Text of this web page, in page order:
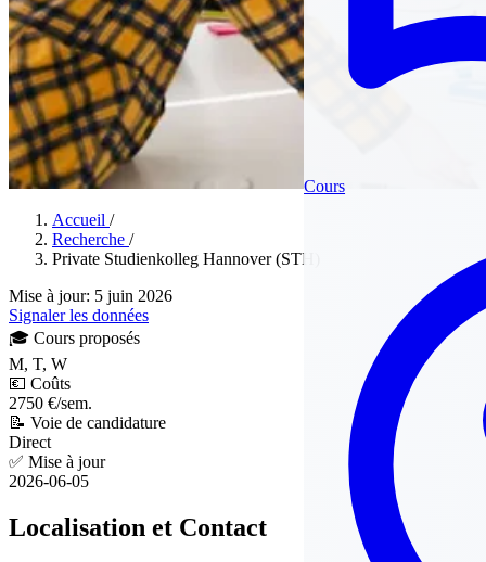
Cours
Accueil /
Recherche /
Private Studienkolleg Hannover (STH)
Mise à jour: 5 juin 2026
Signaler les données
🎓 Cours proposés
M, T, W
💶 Coûts
2750 €/sem.
📝 Voie de candidature
Direct
✅ Mise à jour
2026-06-05
Localisation et Contact